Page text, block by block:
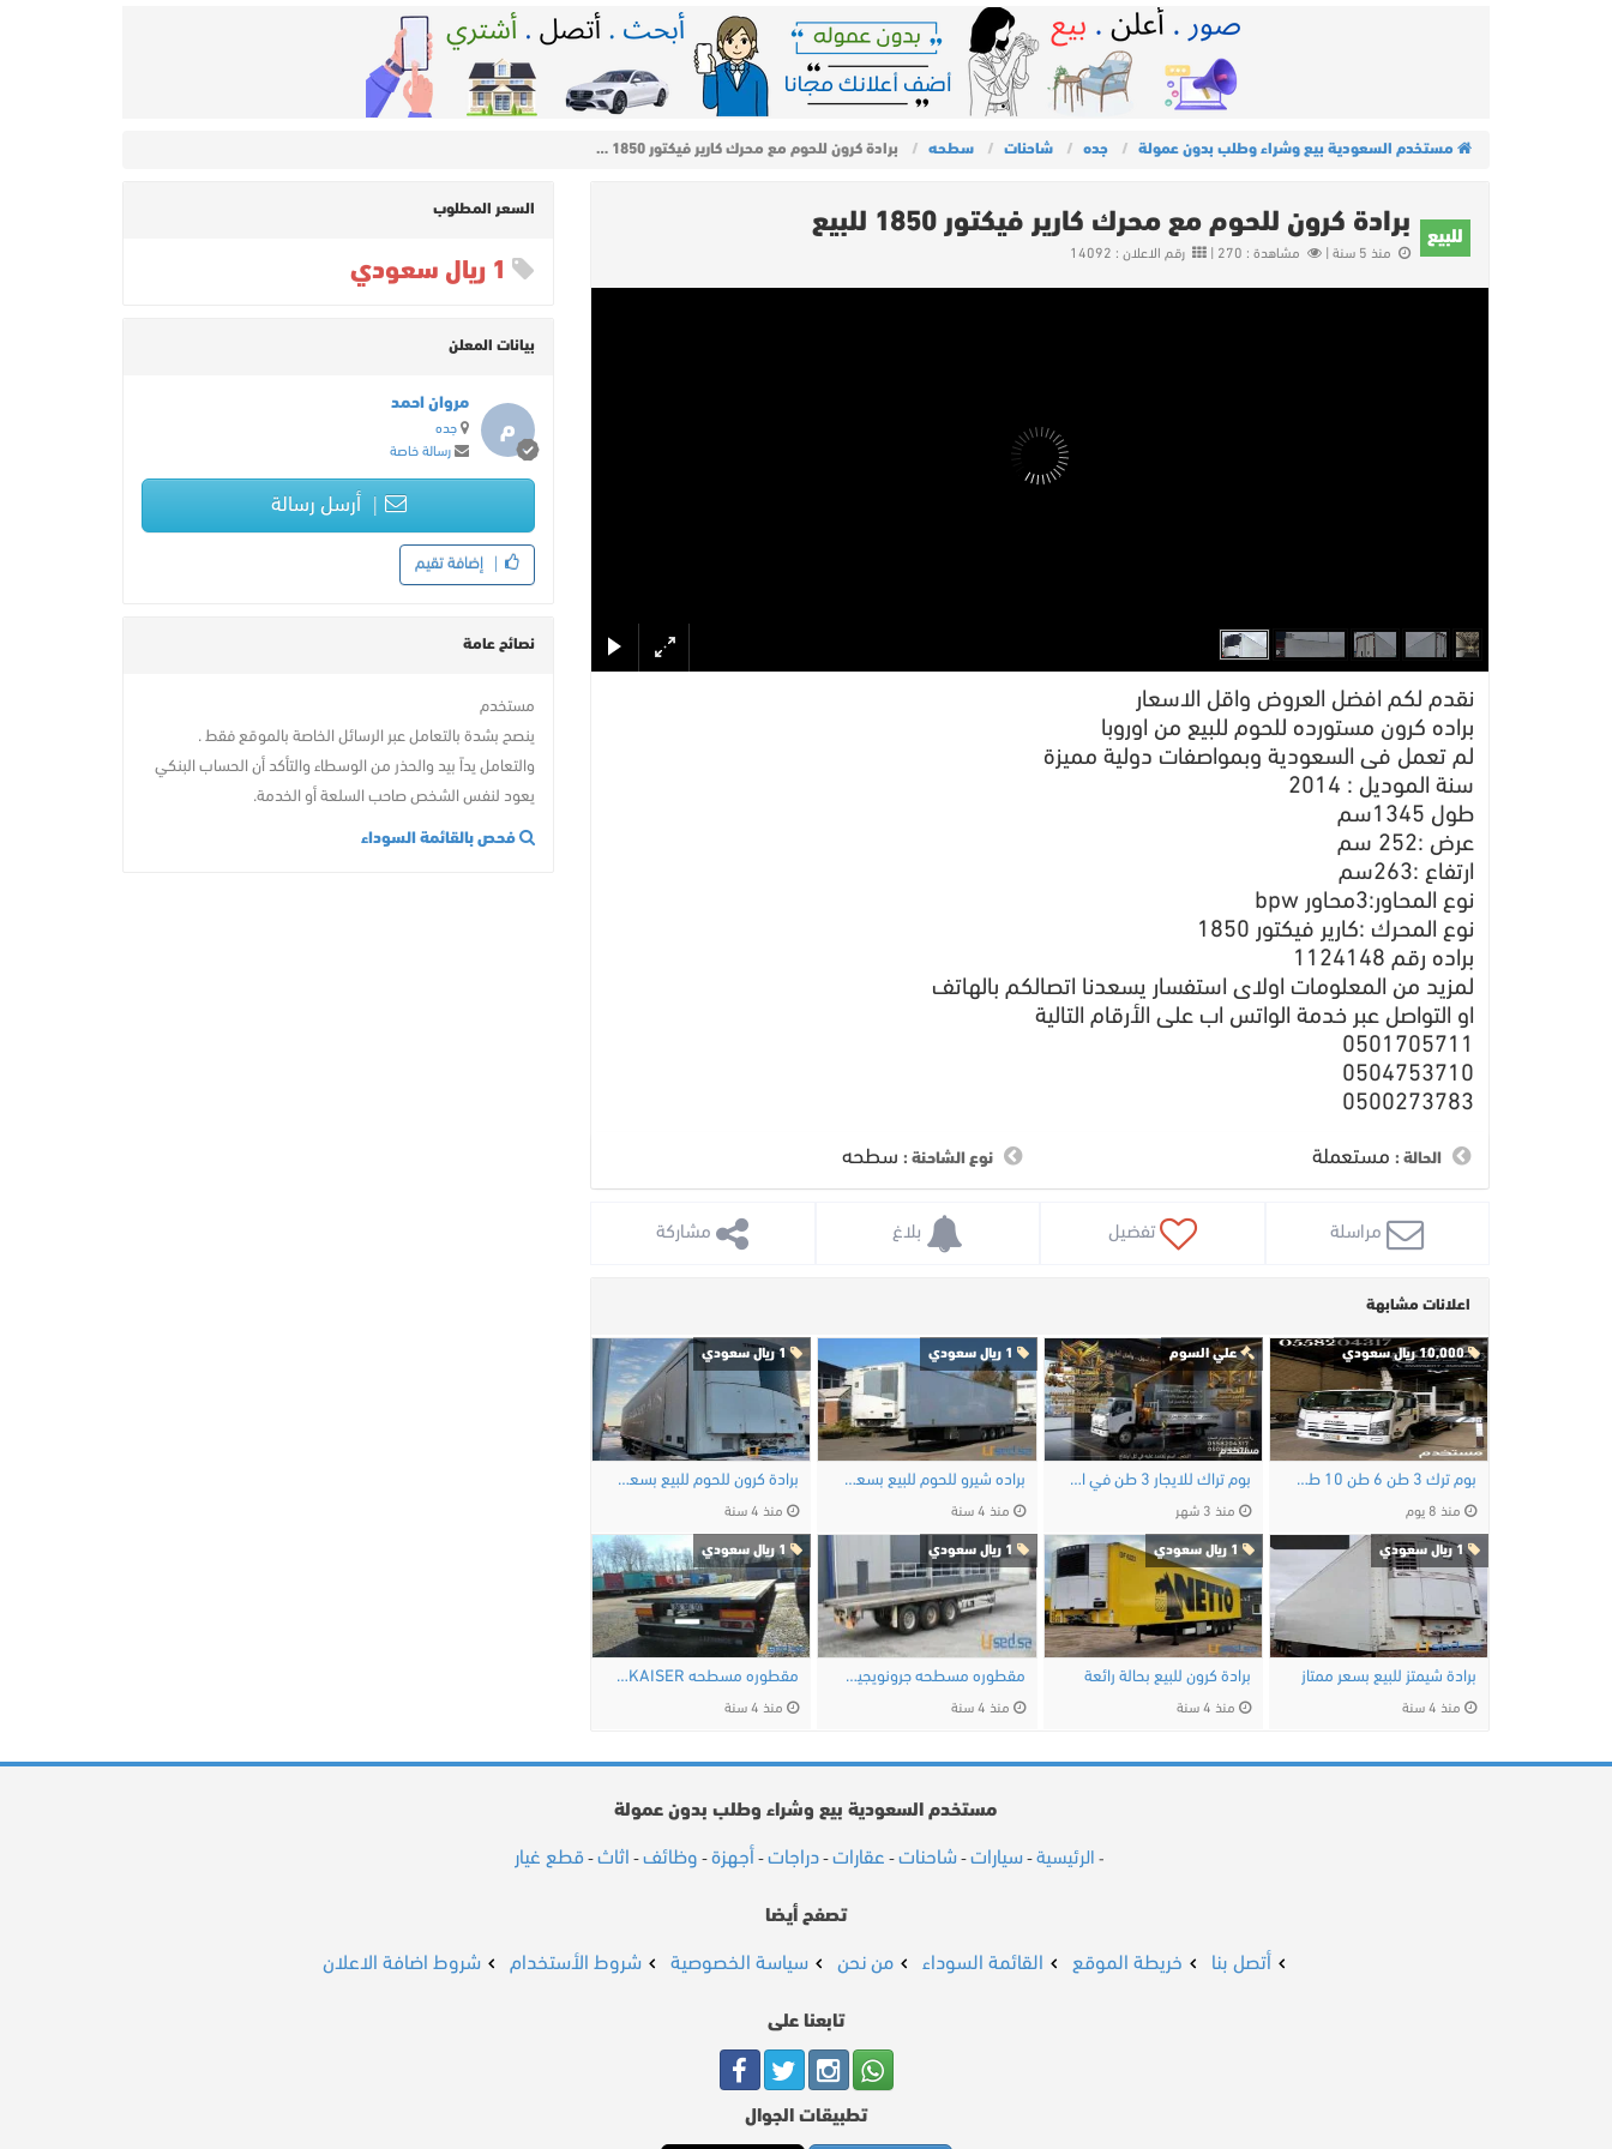
مستخدم السعودية بيع وشراء وطلب بدون عمولة جده شاحنات سطحه برادة كرون للحوم مع محرك كارير فيكتور 1850 …
للبيع برادة كرون للحوم مع محرك كارير فيكتور 1850 للبيع
منذ 5 سنة | مشاهدة : 270 | رقم الاعلان : 14092
نقدم لكم افضل العروض واقل الاسعار
براده كرون مستورده للحوم للبيع من اوروبا
لم تعمل فى السعودية وبمواصفات دولية مميزة
سنة الموديل : 2014
طول 1345سم
عرض :252 سم
ارتفاع :263سم
نوع المحاور:3محاور bpw
نوع المحرك :كارير فيكتور 1850
براده رقم 1124148
لمزيد من المعلومات اولاى استفسار يسعدنا اتصالكم بالهاتف
او التواصل عبر خدمة الواتس اب على الأرقام التالية
0501705711
0504753710
0500273783
الحالة : مستعملة نوع الشاحنة : سطحه
تفضيل مشاركة
اعلانات مشابهة
10,000 ريال سعودي
بوم ترك 3 طن 6 طن 10 طن للايجار في الرياض - …
منذ 8 يوم
علي السوم
بوم تراك للايجار 3 طن في الرياض
منذ 3 شهر
براده شيرو للحوم للبيع بسعر ممتاز
منذ 4 سنة
1 ريال سعودي
برادة كرون للحوم للبيع بسعر مناسب
منذ 4 سنة
1 ريال سعودي
برادة شيمتز للبيع بسعر ممتاز
منذ 4 سنة
برادة كرون للبيع بحالة رائعة
منذ 4 سنة
مقطوره مسطحه جرونويجين الهولنديه مستورده …
منذ 4 سنة
1 ريال سعودي
مقطوره مسطحه KAISERمستورده للبيع من اوروبا
منذ 4 سنة
السعر المطلوب
بيانات المعلن
م
مروان احمد
جده
رسالة خاصة
أرسل رسالة
إضافة تقيم
نصائح عامة
مستخدم
ينصح بشدة بالتعامل عبر الرسائل الخاصة بالموقع فقط .
والتعامل يداً بيد والحذر من الوسطاء والتأكد أن الحساب البنكي
يعود لنفس الشخص صاحب السلعة أو الخدمة.
فحص بالقائمة السوداء
مستخدم السعودية بيع وشراء وطلب بدون عمولة
- الرئيسية -سيارات -شاحنات - عقارات -دراجات - أجهزة - وظائف - اثاث -قطع غيار
تصفح أيضا
أتصل بنا خريطة الموقع القائمة السوداء من نحن سياسة الخصوصية شروط الأستخدام شروط اضافة الاعلان
تابعنا على
تطبيقات الجوال